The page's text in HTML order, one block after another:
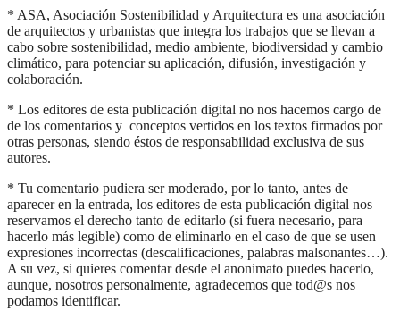
* ASA, Asociación Sostenibilidad y Arquitectura es una asociación
de arquitectos y urbanistas que integra los trabajos que se llevan a
cabo sobre sostenibilidad, medio ambiente, biodiversidad y cambio
climático, para potenciar su aplicación, difusión, investigación y
colaboración.
* Los editores de esta publicación digital no nos hacemos cargo de
de los comentarios y conceptos vertidos en los textos firmados por
otras personas, siendo éstos de responsabilidad exclusiva de sus
autores.
* Tu comentario pudiera ser moderado, por lo tanto, antes de
aparecer en la entrada, los editores de esta publicación digital nos
reservamos el derecho tanto de editarlo (si fuera necesario, para
hacerlo más legible) como de eliminarlo en el caso de que se usen
expresiones incorrectas (descalificaciones, palabras malsonantes…).
A su vez, si quieres comentar desde el anonimato puedes hacerlo,
aunque, nosotros personalmente, agradecemos que tod@s nos
podamos identificar.